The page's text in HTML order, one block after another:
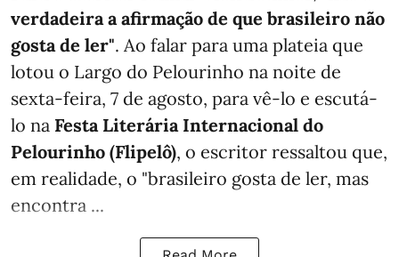
verdadeira a afirmação de que brasileiro não
gosta de ler". Ao falar para uma plateia que
lotou o Largo do Pelourinho na noite de
sexta-feira, 7 de agosto, para vê-lo e escutá-
lo na Festa Literária Internacional do
Pelourinho (Flipelô), o escritor ressaltou que,
em realidade, o "brasileiro gosta de ler, mas
encontra ...